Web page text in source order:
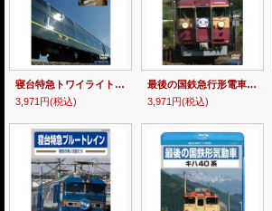
寝台特急トワイライトエクスプレス 〜北の大地へ 22時間の旅路〜 【DVD】
3,971円(税込)
最後の国鉄急行形電車 交直流475系 【DVD】
3,971円(税込)